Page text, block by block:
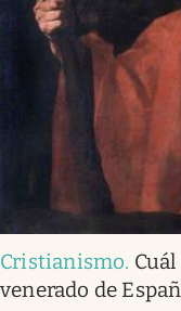
Cristianismo.
venerado de